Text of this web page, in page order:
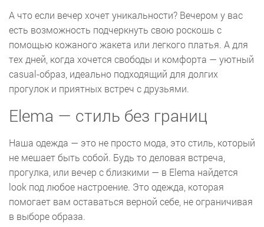
А что если вечер хочет уникальности? Вечером у вас
есть возможность подчеркнуть свою роскошь с
помощью кожаного жакета или легкого платья. А для
тех дней, когда хочется свободы и комфорта — уютный
casual-образ, идеально подходящий для долгих
прогулок и приятных встреч с друзьями.
Elema — стиль без границ
Наша одежда — это не просто мода, это стиль, который
не мешает быть собой. Будь то деловая встреча,
прогулка, или вечер с близкими — в Elema найдется
look под любое настроение. Это одежда, которая
помогает вам оставаться верной себе, не ограничивая
в выборе образа.